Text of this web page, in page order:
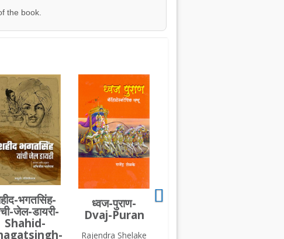
the book.
भगतसिंह-
जेल-डायरी-
Shahid-
ध्वज-पुराण-
Dvaj-Puran
Rajendra Shelake